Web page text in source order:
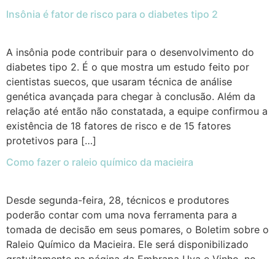
Insônia é fator de risco para o diabetes tipo 2
A insônia pode contribuir para o desenvolvimento do
diabetes tipo 2. É o que mostra um estudo feito por
cientistas suecos, que usaram técnica de análise
genética avançada para chegar à conclusão. Além da
relação até então não constatada, a equipe confirmou a
existência de 18 fatores de risco e de 15 fatores
protetivos para […]
Como fazer o raleio químico da macieira
Desde segunda-feira, 28, técnicos e produtores
poderão contar com uma nova ferramenta para a
tomada de decisão em seus pomares, o Boletim sobre o
Raleio Químico da Macieira. Ele será disponibilizado